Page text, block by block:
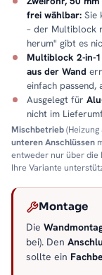
frei wählbar: Sie
– der Multiblock
herum" gibt es
Multiblock 2-in-
aus der Wand
einfach passend,
Ausgelegt für
nicht im
Mischbetrieb
unteren Anschlüssen
entweder nur über die
Ihre Variante
Montage
Die
bei). Den
sollte ein